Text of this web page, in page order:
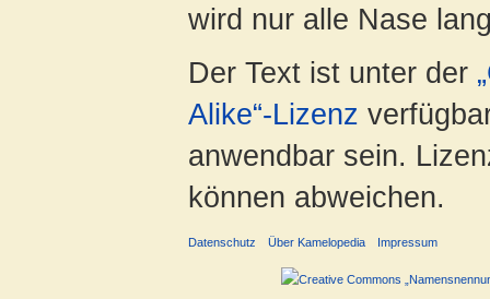
wird nur alle Nase
Der Text ist unter der
Alike“-Lizenz
anwendbar sein.
können abweichen.
Datenschutz Über Kamelopedia Impressum